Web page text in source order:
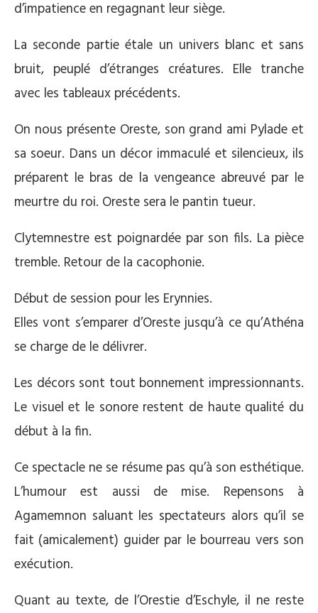
d’impatience en regagnant leur siège.
La seconde partie étale un univers blanc et sans
bruit, peuplé d’étranges créatures. Elle tranche
avec les tableaux précédents.
On nous présente Oreste, son grand ami Pylade et
sa soeur. Dans un décor immaculé et silencieux, ils
préparent le bras de la vengeance abreuvé par le
meurtre du roi. Oreste sera le pantin tueur.
Clytemnestre est poignardée par son fils. La pièce
tremble. Retour de la cacophonie.
Début de session pour les Erynnies.
Elles vont s’emparer d’Oreste jusqu’à ce qu’Athéna
se charge de le délivrer.
Les décors sont tout bonnement impressionnants.
Le visuel et le sonore restent de haute qualité du
début à la fin.
Ce spectacle ne se résume pas qu’à son esthétique.
L’humour est aussi de mise. Repensons à
Agamemnon saluant les spectateurs alors qu’il se
fait (amicalement) guider par le bourreau vers son
exécution.
Quant au texte, de l’Orestie d’Eschyle, il ne reste